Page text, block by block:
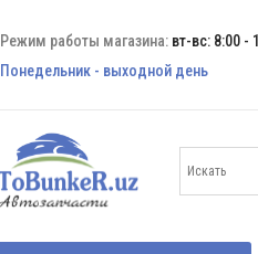
Режим работы магазина: вт-вс: 8:00 -
Понедельник - выходной день